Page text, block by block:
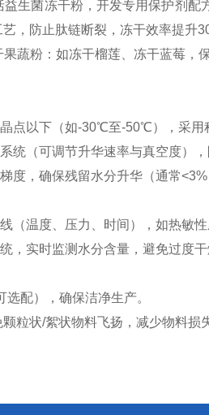
生菌冻干粉，开发专用保护剂配
，防止肽链断裂，冻干效率提升
蔬粉：如冻干榴莲、冻干蓝莓，
点以下（如-30℃至-50℃），采用
统（可调节升华速率与真空度）
度，确保残留水分升华（通常<3%
（温度、压力、时间），如热敏
，实时监测水分含量，避免过度干
选配），确保洁净生产。
粒状/絮状物料飞扬，减少物料损